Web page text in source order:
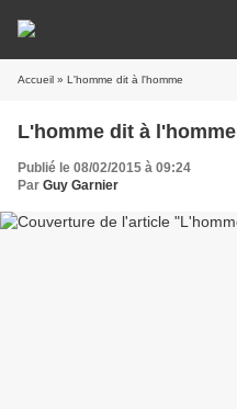
Accueil » L'homme dit à l'homme
L'homme dit à l'homme
Publié le 08/02/2015 à 09:24
Par Guy Garnier